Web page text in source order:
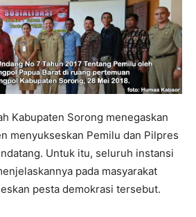
Kabupaten Sorong menegaskan
menyukseskan Pemilu dan Pilpres
Untuk itu, seluruh instansi
pada masyarakat
pesta demokrasi tersebut.